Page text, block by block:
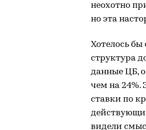
неохотно
но эта
Хотелось
структура
данные ЦБ,
чем на 24%.
ставки по
видели